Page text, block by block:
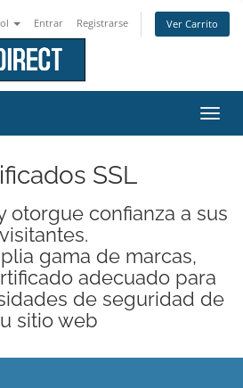
Entrar Registrarse Ver Carrito
SSL
otorgue confianza a sus
visitantes.
gama de marcas,
adecuado para
de seguridad de
sitio web